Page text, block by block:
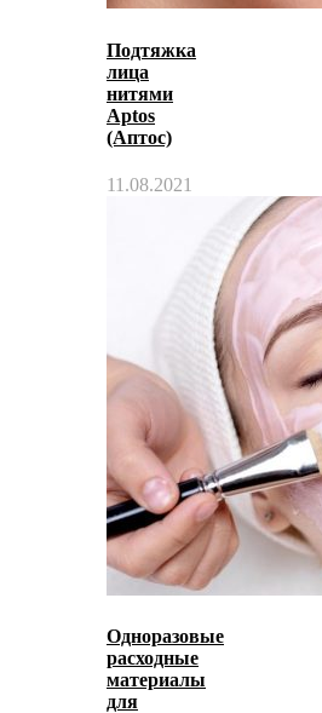
Подтяжка
лица
нитями
Aptos
(Аптос)
11.08.2021
Одноразовые
расходные
материалы
для